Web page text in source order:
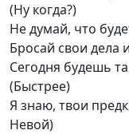
(Ну когда?)
Не думай, что
Бросай свои дела
Сегодня будешь
(Быстрее)
Я знаю, твои
Невой)